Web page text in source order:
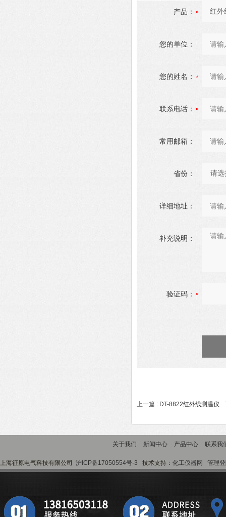
产品：
您的单位：
您的姓名：
联系电话：
常用邮箱：
省份：
详细地址：
补充说明：
验证码：
上一篇 : DT-8822红外线测温仪
关于我们 新闻中心 产品中心 联系我
上海征原电气科技有限公司 沪ICP备17050554号-3 技术支持： 化工仪器网 管理